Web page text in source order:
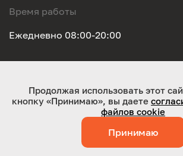
Время работы
Ежедневно 08:00-20:00
ООО "Оригинал-сервис". Все права
Работает на технологиях:Jaky
Продолжая использовать этот
кнопку «Принимаю», вы даете
файлов cookie
Принимаю